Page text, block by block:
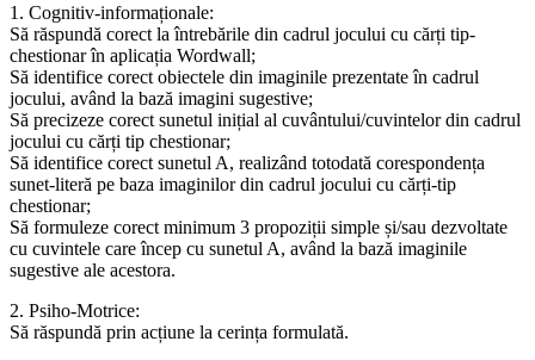
1. Cognitiv-informaționale:
Să răspundă corect la întrebările din cadrul jocului cu cărți tip-
chestionar în aplicația Wordwall;
Să identifice corect obiectele din imaginile prezentate în cadrul
jocului, având la bază imagini sugestive;
Să precizeze corect sunetul inițial al cuvântului/cuvintelor din cadrul
jocului cu cărți tip chestionar;
Să identifice corect sunetul A, realizând totodată corespondența
sunet-literă pe baza imaginilor din cadrul jocului cu cărți-tip
chestionar;
Să formuleze corect minimum 3 propoziții simple și/sau dezvoltate
cu cuvintele care încep cu sunetul A, având la bază imaginile
sugestive ale acestora.
2. Psiho-Motrice:
Să răspundă prin acțiune la cerința formulată.